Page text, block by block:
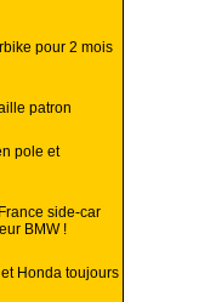
pour 2 mois
patron
pole et
side-car
BMW !
Honda toujours